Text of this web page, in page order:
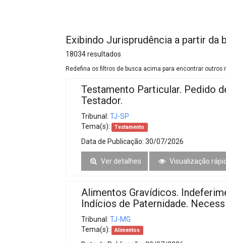
Exibindo Jurisprudência a partir da
18034 resultados
Redefina os filtros de busca acima para encontrar outros
Testamento Particular. Pedido
Testador.
Tribunal: TJ-SP
Tema(s):
Testamento
Data de Publicação: 30/07/2026
Ver detalhes Visualização
Alimentos Gravídicos.
Indícios de Paternidade.
Tribunal: TJ-MG
Tema(s):
Alimentos